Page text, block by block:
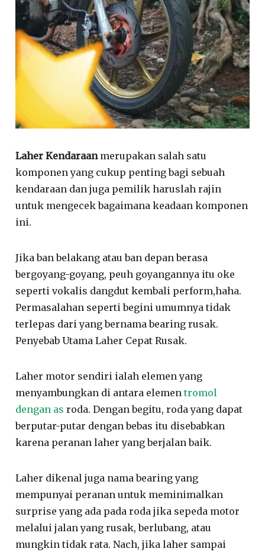
Laher Kendaraanmerupakan salah satu
komponen yang cukup penting bagi sebuah
kendaraan dan juga pemilik haruslah rajin
untuk mengecek bagaimana keadaan komponen
ini.
Jika ban belakang atau ban depan berasa
bergoyang-goyang, peuh goyangannya itu oke
seperti vokalis dangdut kembali perform,haha.
Permasalahan seperti begini umumnya tidak
terlepas dari yang bernama bearing rusak.
Penyebab Utama Laher Cepat Rusak.
Laher motor sendiri ialah elemen yang
menyambungkan di antara elementromol
dengan as roda. Dengan begitu, roda yang dapat
berputar-putar dengan bebas itu disebabkan
karena peranan laher yang berjalan baik.
Laher dikenal juga nama bearing yang
mempunyai peranan untuk meminimalkan
surprise yang ada pada roda jika sepeda motor
melalui jalan yang rusak, berlubang, atau
mungkin tidak rata. Nach, jika laher sampai